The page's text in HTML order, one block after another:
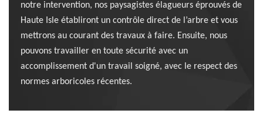
notre intervention, nos paysagistes élagueurs éprouvés de
Haute Isle établiront un contrôle direct de l’arbre et vous
mettrons au courant des travaux à faire. Ensuite, nous
pouvons travailler en toute sécurité avec un
accomplissement d'un travail soigné, avec le respect des
normes arboricoles récentes.